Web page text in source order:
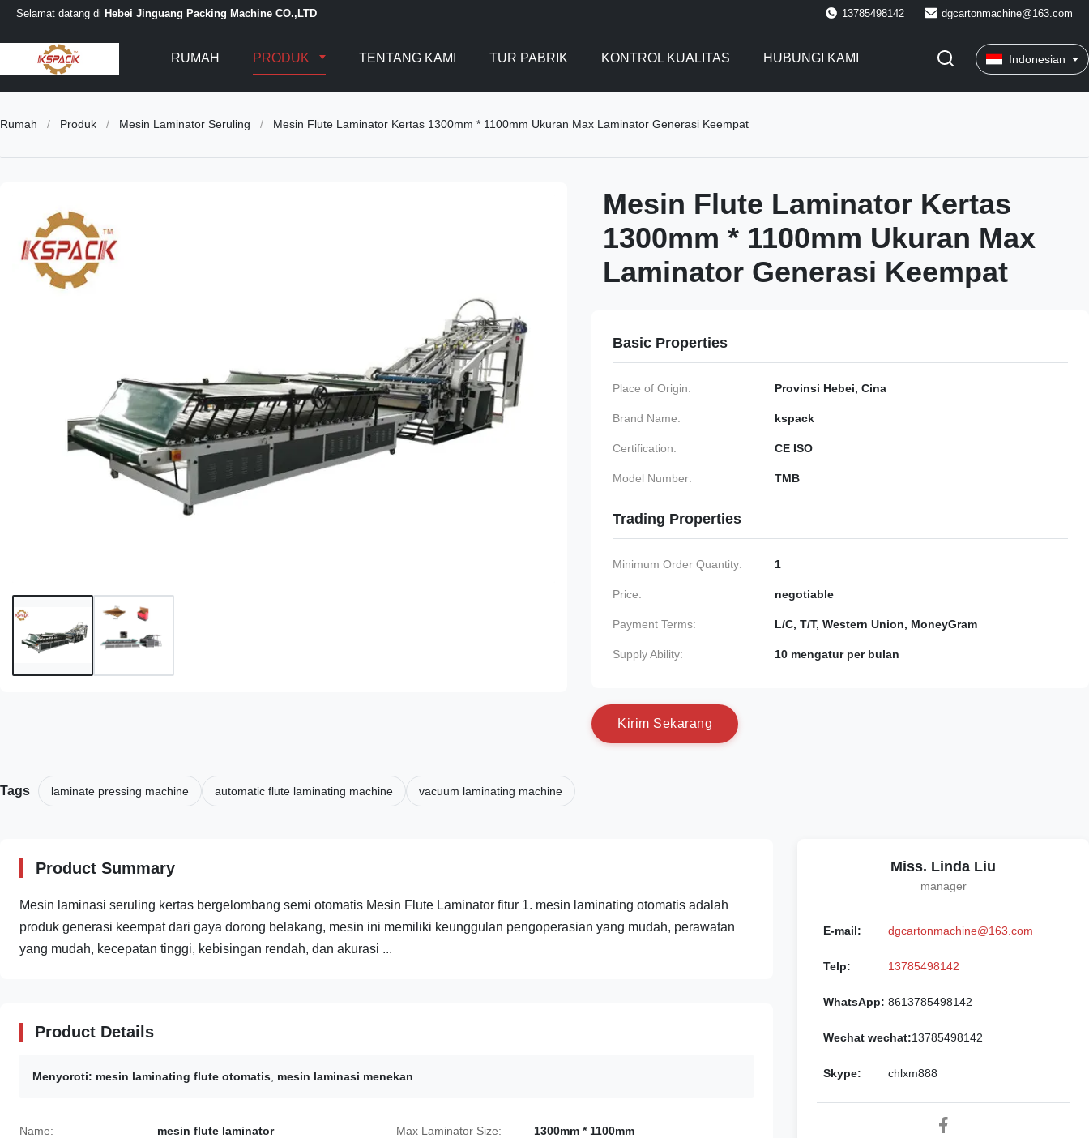
Selamat datang di Hebei Jinguang Packing Machine CO.,LTD 13785498142 dgcartonmachine@163.com
RUMAH PRODUK TENTANG KAMI TUR PABRIK KONTROL KUALITAS HUBUNGI KAMI Indonesian
Rumah / Produk / Mesin Laminator Seruling / Mesin Flute Laminator Kertas 1300mm * 1100mm Ukuran Max Laminator Generasi Keempat
Mesin Flute Laminator Kertas
1300mm * 1100mm Ukuran Max
Laminator Generasi Keempat
Basic Properties
Place of Origin: Provinsi Hebei, Cina
Brand Name: kspack
Certification: CE ISO
Model Number: TMB
Trading Properties
Minimum Order Quantity: 1
Price: negotiable
Payment Terms: L/C, T/T, Western Union, MoneyGram
Supply Ability: 10 mengatur per bulan
Kirim Sekarang
Tags laminate pressing machine automatic flute laminating machine vacuum laminating machine
Product Summary
Mesin laminasi seruling kertas bergelombang semi otomatis Mesin Flute Laminator fitur 1. mesin laminating otomatis adalah
produk generasi keempat dari gaya dorong belakang, mesin ini memiliki keunggulan pengoperasian yang mudah, perawatan
yang mudah, kecepatan tinggi, kebisingan rendah, dan akurasi ...
Product Details
Menyoroti: mesin laminating flute otomatis mesin laminasi menekan
Name: mesin flute laminator Max Laminator Size: 1300mm * 1100mm
Miss. Linda Liu
manager
E-mail: dgcartonmachine@163.com
Telp: 13785498142
WhatsApp: 8613785498142
Wechat wechat:13785498142
Skype: chlxm888